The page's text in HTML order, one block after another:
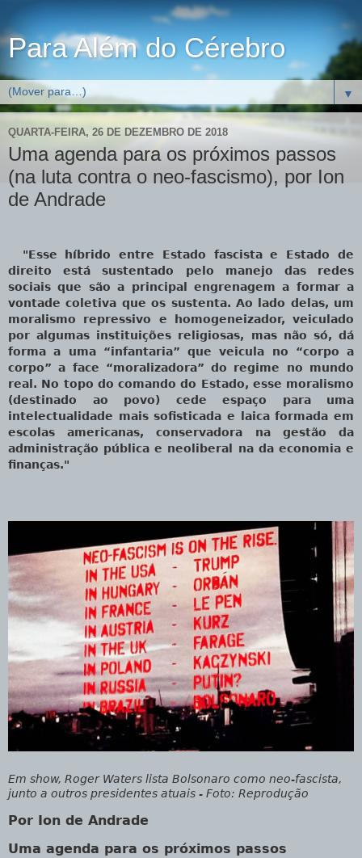
Para Além do Cérebro
▼
QUARTA-FEIRA, 26 DE DEZEMBRO DE 2018
Uma agenda para os próximos passos
(na luta contra o neo-fascismo), por Ion
de Andrade
"Esse híbrido entre Estado fascista e Estado de
direito está sustentado pelo manejo das redes
sociais que são a principal engrenagem a formar a
vontade coletiva que os sustenta. Ao lado delas, um
moralismo repressivo e homogeneizador, veiculado
por algumas instituições religiosas, mas não só, dá
forma a uma “infantaria” que veicula no “corpo a
corpo” a face “moralizadora” do regime no mundo
real. No topo do comando do Estado, esse moralismo
(destinado ao povo) cede espaço para uma
intelectualidade mais sofisticada e laica formada em
escolas americanas, conservadora na gestão da
administração pública e neoliberal na da economia e
finanças."
Em show, Roger Waters lista Bolsonaro como neo-fascista,
junto a outros presidentes atuais - Foto: Reprodução
Por Ion de Andrade
Uma agenda para os próximos passos